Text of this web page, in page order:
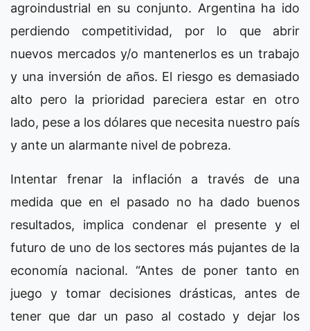
agroindustrial en su conjunto. Argentina ha ido
perdiendo competitividad, por lo que abrir
nuevos mercados y/o mantenerlos es un trabajo
y una inversión de años. El riesgo es demasiado
alto pero la prioridad pareciera estar en otro
lado, pese a los dólares que necesita nuestro país
y ante un alarmante nivel de pobreza.
Intentar frenar la inflación a través de una
medida que en el pasado no ha dado buenos
resultados, implica condenar el presente y el
futuro de uno de los sectores más pujantes de la
economía nacional. “Antes de poner tanto en
juego y tomar decisiones drásticas, antes de
tener que dar un paso al costado y dejar los